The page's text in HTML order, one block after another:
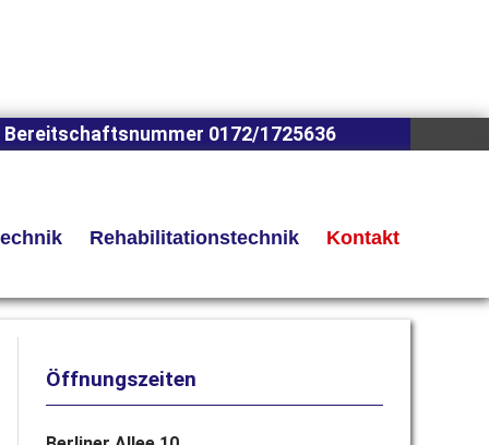
Bereitschaftsnummer 0172/1725636
Rehabilitationstechnik Kontakt
Öffnungszeiten